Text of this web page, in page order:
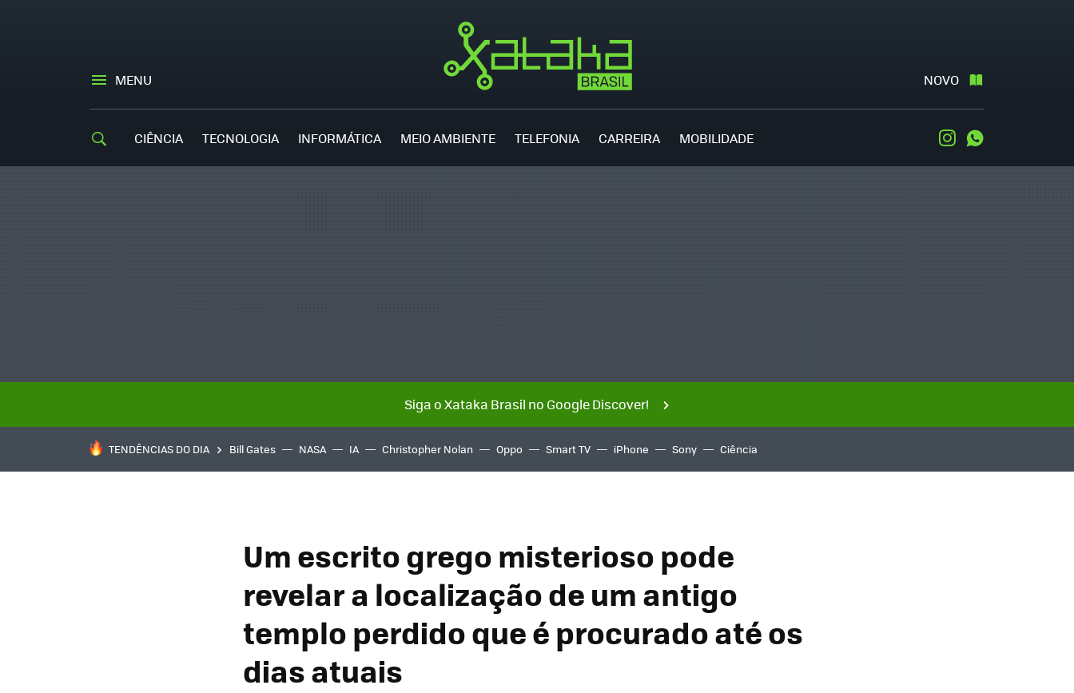
MENU NOVO
CIÊNCIA TECNOLOGIA INFORMÁTICA MEIO AMBIENTE TELEFONIA CARREIRA MOBILIDADE Instagram
Siga o Xataka Brasil no Google Discover!
TENDÊNCIAS DO DIA Bill Gates NASA IA Christopher Nolan Oppo Smart TV iPhone Sony Ciência
Um escrito grego misterioso pode
revelar a localização de um antigo
templo perdido que é procurado até os
dias atuais